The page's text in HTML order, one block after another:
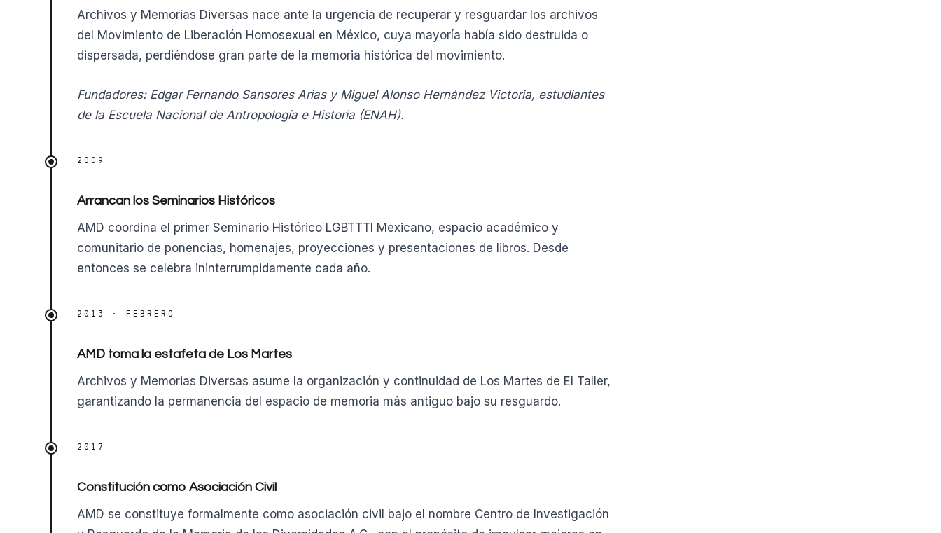
Archivos y Memorias Diversas nace ante la urgencia de recuperar y resguardar los archivos
del Movimiento de Liberación Homosexual en México, cuya mayoría había sido destruida o
dispersada, perdiéndose gran parte de la memoria histórica del movimiento.
Fundadores: Edgar Fernando Sansores Arias y Miguel Alonso Hernández Victoria, estudiantes
de la Escuela Nacional de Antropología e Historia (ENAH).
2009
Arrancan los Seminarios Históricos
AMD coordina el primer Seminario Histórico LGBTTTI Mexicano, espacio académico y
comunitario de ponencias, homenajes, proyecciones y presentaciones de libros. Desde
entonces se celebra ininterrumpidamente cada año.
2013 · FEBRERO
AMD toma la estafeta de Los Martes
Archivos y Memorias Diversas asume la organización y continuidad de Los Martes de El Taller,
garantizando la permanencia del espacio de memoria más antiguo bajo su resguardo.
2017
Constitución como Asociación Civil
AMD se constituye formalmente como asociación civil bajo el nombre Centro de Investigación